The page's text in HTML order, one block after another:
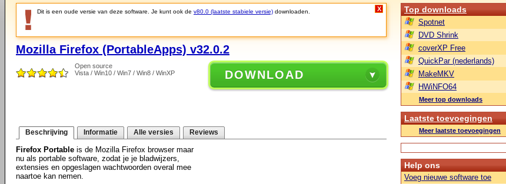
Dit is een oude versie van deze software. Je kunt ook de v80.0 (laatste stabiele versie) downloaden. X
Mozilla Firefox (PortableApps) v32.0.2
Open source
Vista / Win10 / Win7 / Win8 / WinXP
DOWNLOAD
Beschrijving Informatie Alle versies Reviews
Firefox Portable is de Mozilla Firefox browser maar
nu als portable software, zodat je je bladwijzers,
extensies en opgeslagen wachtwoorden overal mee
naartoe kan nemen.
Top downloads
Spotnet
DVD Shrink
coverXP Free
QuickPar (nederlands)
MakeMKV
HWiNFO64
Meer top downloads
Laatste toevoegingen
Meer laatste toevoegingen
Help ons
Voeg nieuwe software toe